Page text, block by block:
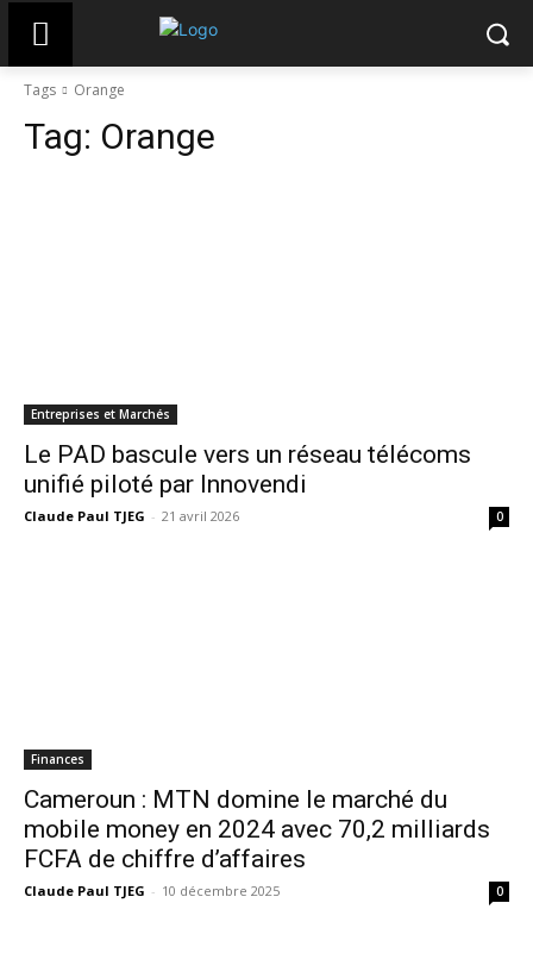
Tags Orange
Tag: Orange
Entreprises et Marchés
Le PAD bascule vers un réseau télécoms
unifié piloté par Innovendi
Claude Paul TJEG - 21 avril 2026 0
Finances
Cameroun : MTN domine le marché du
mobile money en 2024 avec 70,2 milliards
FCFA de chiffre d’affaires
Claude Paul TJEG - 10 décembre 2025 0